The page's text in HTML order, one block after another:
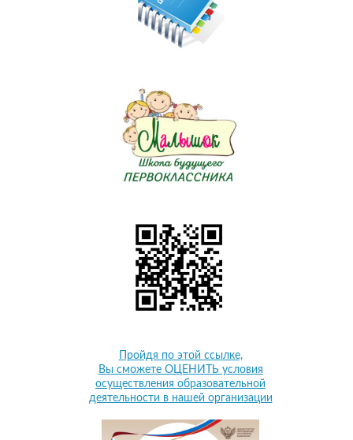
Пройдя по этой ссылке,
Вы сможете ОЦЕНИТЬ условия
осуществления образовательной
деятельности в нашей организации